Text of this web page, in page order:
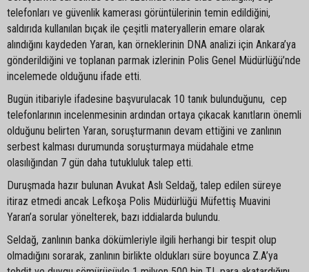
telefonları ve güvenlik kamerası görüntülerinin temin edildiğini,
saldırıda kullanılan bıçak ile çeşitli materyallerin emare olarak
alındığını kaydeden Yaran, kan örneklerinin DNA analizi için Ankara’ya
gönderildiğini ve toplanan parmak izlerinin Polis Genel Müdürlüğü’nde
incelemede olduğunu ifade etti.
Bugün itibariyle ifadesine başvurulacak 10 tanık bulunduğunu, cep
telefonlarının incelenmesinin ardından ortaya çıkacak kanıtların önemli
olduğunu belirten Yaran, soruşturmanın devam ettiğini ve zanlının
serbest kalması durumunda soruşturmaya müdahale etme
olasılığından 7 gün daha tutukluluk talep etti.
Duruşmada hazır bulunan Avukat Aslı Seldağ, talep edilen süreye
itiraz etmedi ancak Lefkoşa Polis Müdürlüğü Müfettiş Muavini
Yaran’a sorular yönelterek, bazı iddialarda bulundu.
Seldağ, zanlının banka dökümleriyle ilgili herhangi bir tespit olup
olmadığını sorarak, zanlının birlikte oldukları süre boyunca Z.A’ya